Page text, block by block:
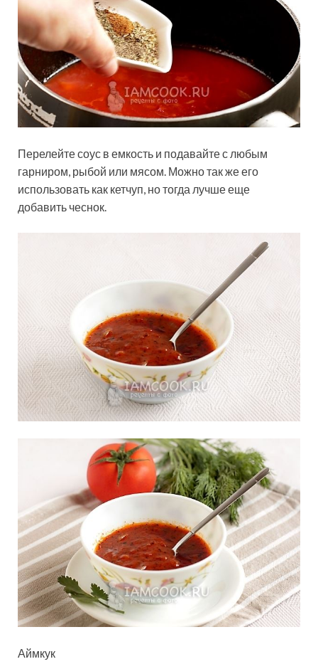
Перелейте соус в емкость и подавайте с любым
гарниром, рыбой или мясом. Можно так же его
использовать как кетчуп, но тогда лучше еще
добавить чеснок.
Аймкук